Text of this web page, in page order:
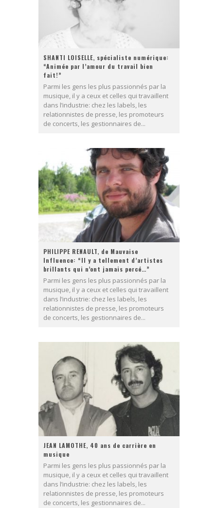
SHANTI LOISELLE, spécialiste numérique:
“Animée par l’amour du travail bien
fait!”
Parmi les gens les plus passionnés par la
musique, il y a ceux et celles qui travaillent
dans l’industrie: chez les labels, les
relationnistes de presse, les promoteurs
de concerts, les gestionnaires de...
PHILIPPE RENAULT, de Mauvaise
Influence: “Il y a tellement d’artistes
brillants qui n’ont jamais percé…”
Parmi les gens les plus passionnés par la
musique, il y a ceux et celles qui travaillent
dans l’industrie: chez les labels, les
relationnistes de presse, les promoteurs
de concerts, les gestionnaires de...
JEAN LAMOTHE, 40 ans de carrière en
musique
Parmi les gens les plus passionnés par la
musique, il y a ceux et celles qui travaillent
dans l’industrie: chez les labels, les
relationnistes de presse, les promoteurs
de concerts, les gestionnaires de...